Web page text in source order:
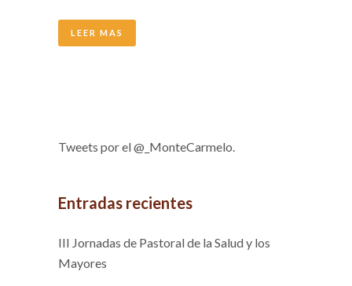
LEER MAS
Tweets por el @_MonteCarmelo.
Entradas recientes
III Jornadas de Pastoral de la Salud y los
Mayores